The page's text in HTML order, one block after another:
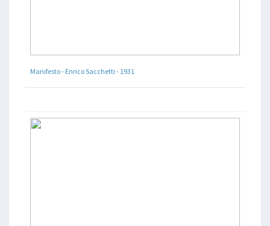
Manifesto - Enrico Sacchetti - 1931